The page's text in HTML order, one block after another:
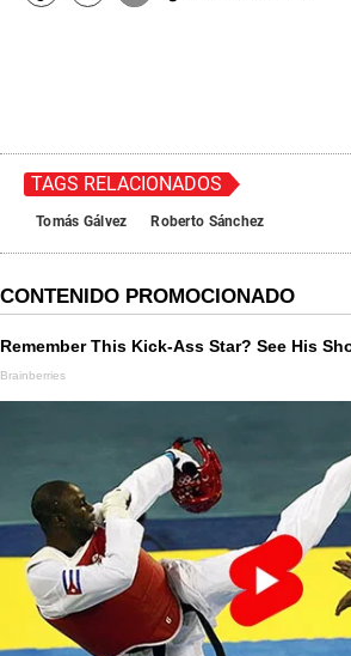
TAGS RELACIONADOS
Tomás Gálvez Roberto Sánchez